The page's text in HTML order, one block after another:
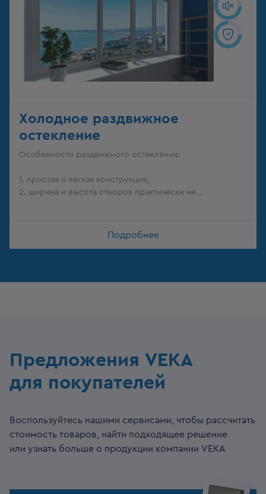
Холодное раздвижное
остекление
Особенности раздвижного остекления:
1. простая и лёгкая конструкция;
2. ширина и высота створок практически не
Подробнее
Предложения VEKA
для покупателей
Воспользуйтесь нашими сервисами, чтобы рассчитать
стоимость товаров, найти подходящее решение
или узнать больше о продукции компании VEKA